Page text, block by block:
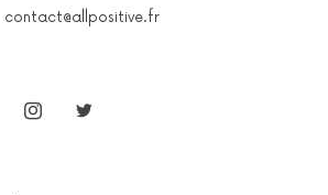
contact@allpositive.fr